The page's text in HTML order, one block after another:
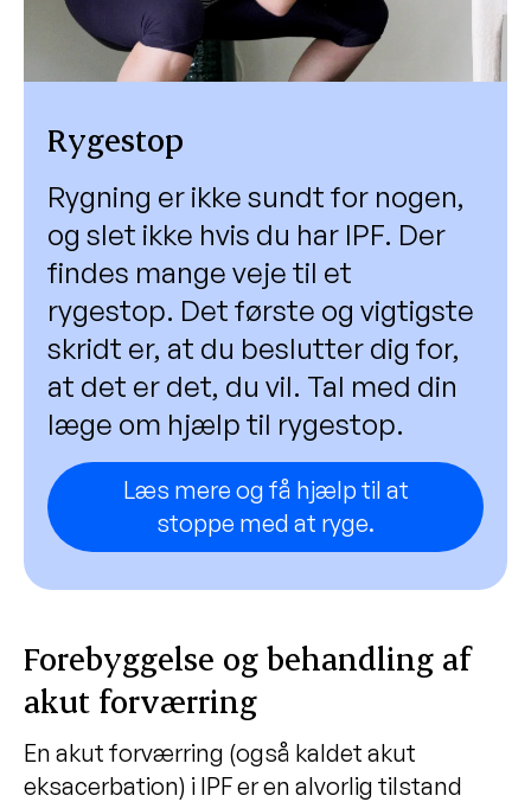
Rygestop
Rygning er ikke sundt for nogen,
og slet ikke hvis du har IPF. Der
findes mange veje til et
rygestop. Det første og vigtigste
skridt er, at du beslutter dig for,
at det er det, du vil. Tal med din
læge om hjælp til rygestop.
Læs mere og få hjælp til at
stoppe med at ryge.
Forebyggelse og behandling af
akut forværring
En akut forværring (også kaldet akut
eksacerbation) i IPF er en alvorlig tilstand